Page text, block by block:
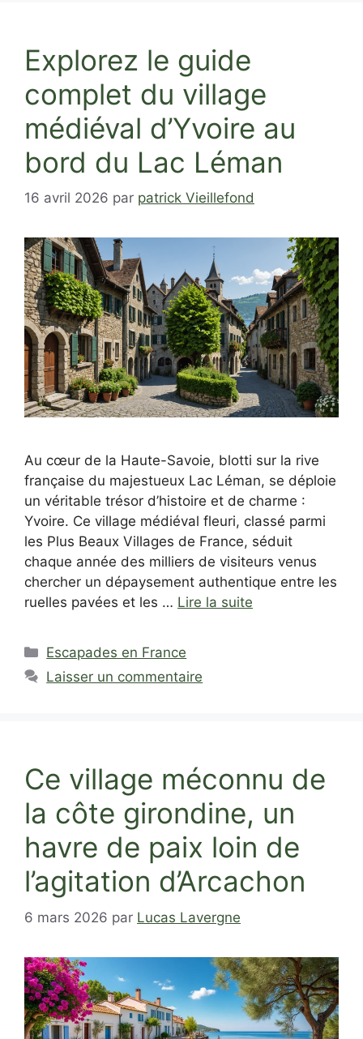
Explorez le guide
complet du village
médiéval d’Yvoire au
bord du Lac Léman
16 avril 2026 par patrick Vieillefond
Au cœur de la Haute-Savoie, blotti sur la rive
française du majestueux Lac Léman, se déploie
un véritable trésor d’histoire et de charme :
Yvoire. Ce village médiéval fleuri, classé parmi
les Plus Beaux Villages de France, séduit
chaque année des milliers de visiteurs venus
chercher un dépaysement authentique entre les
ruelles pavées et les … Lire la suite
Catégories
Escapades en France
Laisser un commentaire
Ce village méconnu de
la côte girondine, un
havre de paix loin de
l’agitation d’Arcachon
6 mars 2026 par Lucas Lavergne